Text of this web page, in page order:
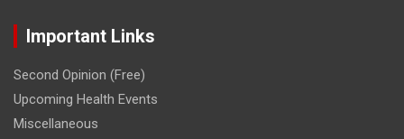
Important Links
Second Opinion (Free)
Upcoming Health Events
Miscellaneous